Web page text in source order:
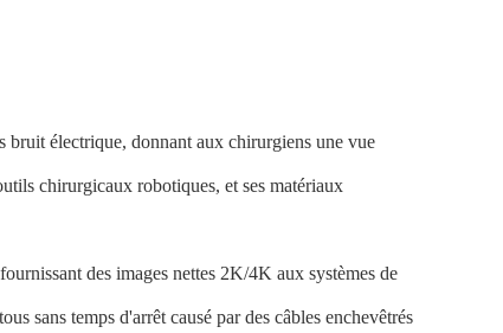
bruit électrique, donnant aux chirurgiens une vue
chirurgicaux robotiques, et ses matériaux
des images nettes 2K/4K aux systèmes de
sans temps d'arrêt causé par des câbles enchevêtrés